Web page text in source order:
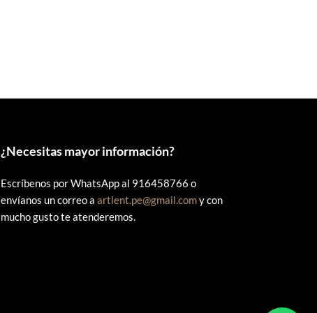
¿Necesitas mayor información?
Escríbenos por WhatsApp al 916458766 o
envíanos un correo a artlent.pe@gmail.comy con
mucho gusto te atenderemos.